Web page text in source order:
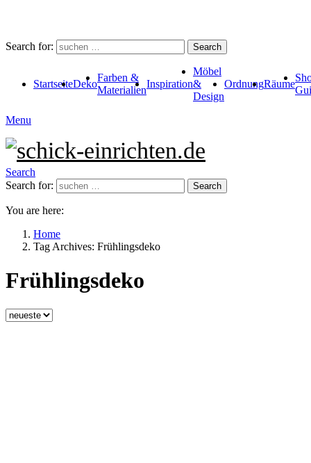
Search for: Search
StartseiteDeko
Farben &
Materialien
Inspiration
Möbel
&
Design
OrdnungRäume
Menu
Search
Search for:
Search
You are here:
Home
Tag Archives: Frühlingsdeko
Frühlingsdeko